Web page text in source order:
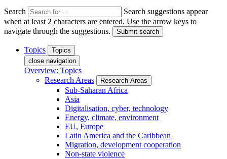
Search
Search suggestions appear
when at least 2 characters are entered. Use the arrow keys to
navigate through the suggestions.
Submit search
Topics
Topics
close navigation
Overview: Topics
Research Areas
Research Areas
Sub-Saharan Africa
Asia
Digitalisation, cyber, technology
Energy, climate, environment
EU, Europe
Latin America and the Caribbean
Migration, development cooperation
Non-state violence